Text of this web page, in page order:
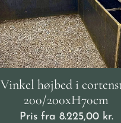
Vinkel højbed i
200/200xH70cm
Pris fra 8.225,00kr.